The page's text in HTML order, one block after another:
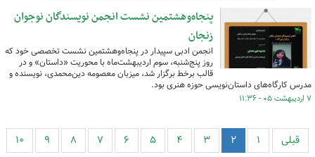
پنجاه‌وهشتمین نشست انجمن نویسندگان نوجوان
زنجان
انجمن ادبی سپیدار در پنجاه‌وهشتمین نشست تخصصی خود که
روز پنج‌شنبه، سوم اردیبهشت‌ماه با محوریت «داستان» و در
قالب برخط برگزار شد، میزبان معصومه دین‌محمدی، نویسنده و
مدرس کارگاه‌های داستان‌نویسی حوزه هنری بود.
۷ اردیبهشت ۰۵ - ۱۱:۳۶
قبلی ۱ ۲ ۳ ۴ ۵ ۶ ۷ ۸ ۹ ۱۰